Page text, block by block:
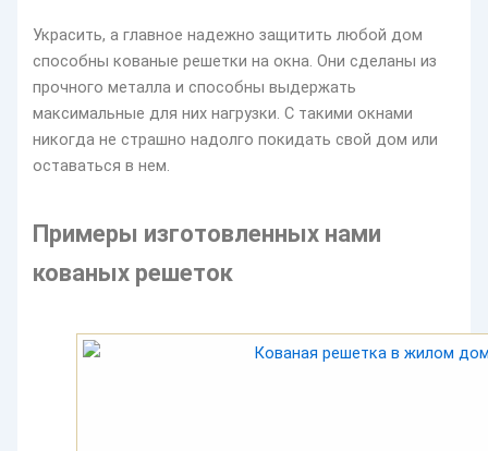
Украсить, а главное надежно защитить любой дом
способны кованые решетки на окна. Они сделаны из
прочного металла и способны выдержать
максимальные для них нагрузки. С такими окнами
никогда не страшно надолго покидать свой дом или
оставаться в нем.
Примеры изготовленных нами
кованых решеток